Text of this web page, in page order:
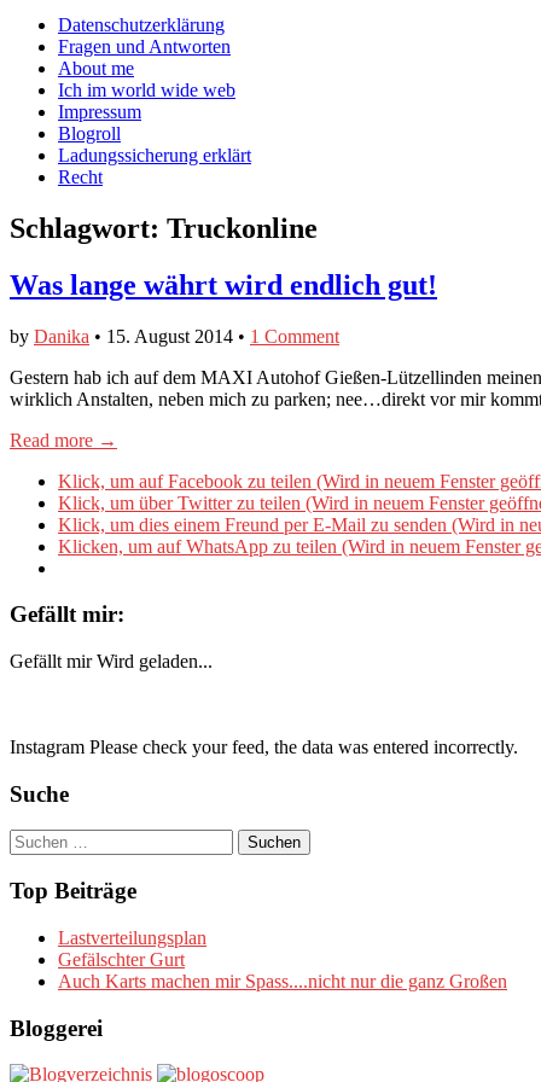
Facebook
anzeigen
Twitter
anzeigen
auf
Instagram
anzeigen
Main
menu
Skip
content
Datenschutzerklärung
Fragen und Antworten
About me
Ich im world wide web
Impressum
Blogroll
Ladungssicherung erklärt
Recht
Schlagwort: Truckonline
Was lange währt wird endlich gut!
by Danika • 15. August 2014 • 1 Comment
Gestern hab ich auf dem MAXI Autohof Gießen-Lützellinden
wirklich Anstalten, neben mich zu parken; nee…direkt vor mir
Read more →
Klick, um auf Facebook zu teilen (Wird in neuem Fenster
Klick, um über Twitter zu teilen (Wird in neuem Fenster
Klick, um dies einem Freund per E-Mail zu senden (Wird in
Klicken, um auf WhatsApp zu teilen (Wird in neuem Fenster
Gefällt mir:
Gefällt mir Wird geladen...
Instagram Please check your feed, the data was entered incorrectly.
Suche
Suchen
nach:
Top Beiträge
Lastverteilungsplan
Gefälschter Gurt
Auch Karts machen mir Spass....nicht nur die ganz Großen
Bloggerei